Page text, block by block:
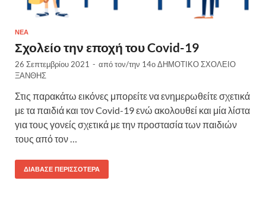
ΝΈΑ
Σχολείο την εποχή του Covid-19
26 Σεπτεμβρίου 2021 - από τον/την 14ο ΔΗΜΟΤΙΚΟ ΣΧΟΛΕΙΟ
ΞΑΝΘΗΣ
Στις παρακάτω εικόνες μπορείτε να ενημερωθείτε σχετικά
με τα παιδιά και τον Covid-19 ενώ ακολουθεί και μία λίστα
για τους γονείς σχετικά με την προστασία των παιδιών
τους από τον …
ΔΙΆΒΑΣΕ ΠΕΡΙΣΣΌΤΕΡΑ